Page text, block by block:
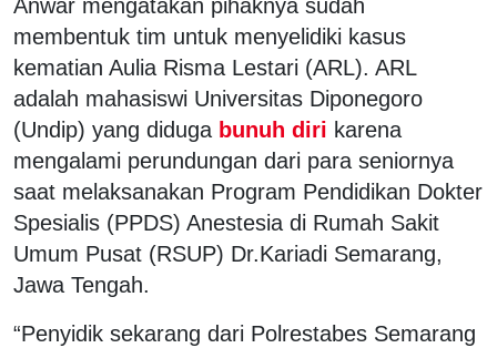
Anwar mengatakan pihaknya sudah
membentuk tim untuk menyelidiki kasus
kematian Aulia Risma Lestari (ARL). ARL
adalah mahasiswi Universitas Diponegoro
(Undip) yang diduga bunuh diri karena
mengalami perundungan dari para seniornya
saat melaksanakan Program Pendidikan Dokter
Spesialis (PPDS) Anestesia di Rumah Sakit
Umum Pusat (RSUP) Dr.Kariadi Semarang,
Jawa Tengah.
“Penyidik sekarang dari Polrestabes Semarang